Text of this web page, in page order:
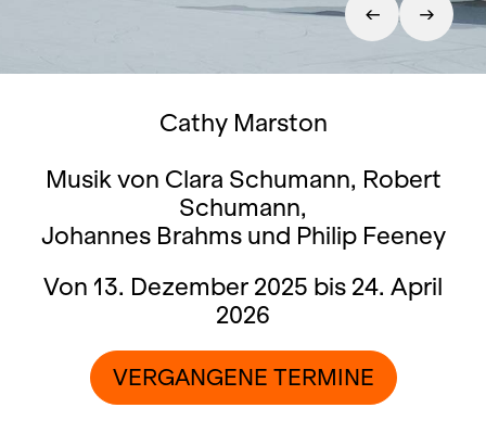
Cathy Marston
Musik von Clara Schumann, Robert
Schumann,
Johannes Brahms und Philip Feeney
Von 13. Dezember 2025 bis 24. April
2026
VERGANGENE TERMINE